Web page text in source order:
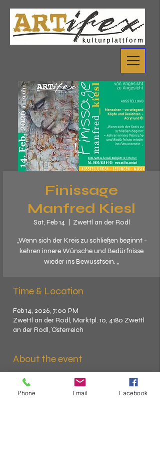
Finissage
Manfred Kiesl
Sat, Feb 14
  |
Zwettl an der Rodl
„Wenn sich der Kreis zu schließen beginnt -
kehren innere Wünsche und Bedürfnisse
wieder ins Bewusstsein. „
Time & Location
Feb 14, 2026, 7:00 PM
Zwettl an der Rodl, Marktpl. 10, 4180 Zwettl
an der Rodl, Österreich
About the event
von Angesicht zu Angesicht
Phone Email Facebook